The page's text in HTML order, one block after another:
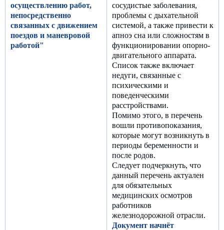
осуществлению работ,
непосредственно
связанных с движением
поездов и маневровой
работой"
сосудистые заболевания,
проблемы с дыхательной
системой, а также привести к
апноэ сна или сложностям в
функционировании опорно-
двигательного аппарата.
Список также включает
недуги, связанные с
психическими и
поведенческими
расстройствами.
Помимо этого, в перечень
вошли противопоказания,
которые могут возникнуть в
периоды беременности и
после родов.
Следует подчеркнуть, что
данный перечень актуален
для обязательных
медицинских осмотров
работников
железнодорожной отрасли.
Документ начнёт